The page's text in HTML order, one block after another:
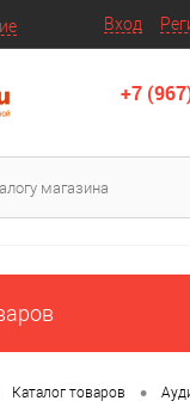
Вход
+7
Каталог товаров •